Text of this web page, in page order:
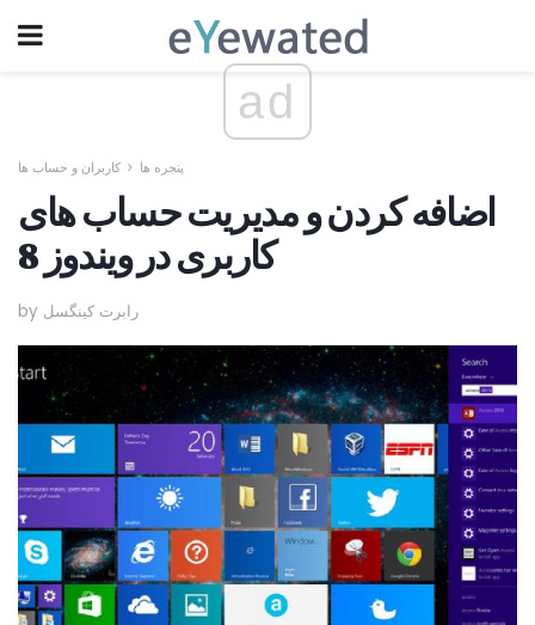
ad
پنجره ها کاربران و حساب ها
اضافه کردن و مدیریت حساب های
کاربری در ویندوز 8
by رابرت کینگسل